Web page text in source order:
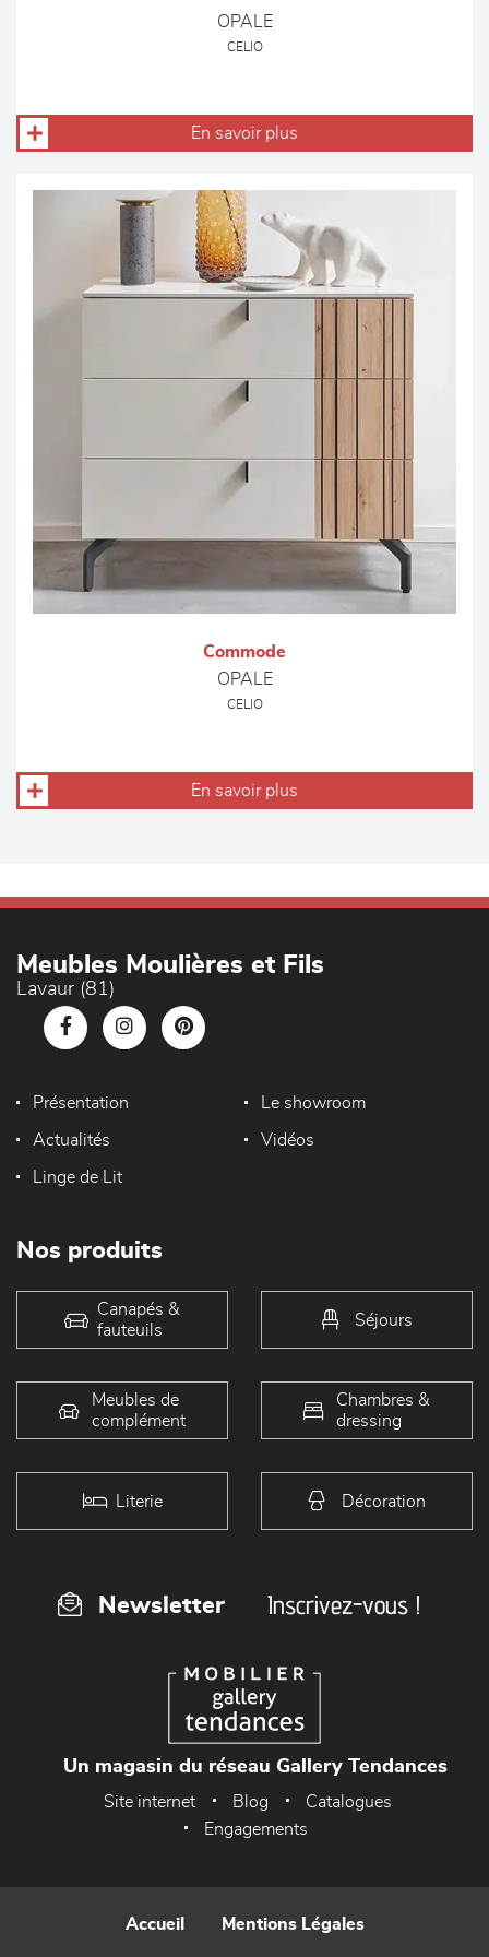
OPALE
CELIO
En savoir plus
Commode
OPALE
CELIO
En savoir plus
Meubles Moulières et Fils
Lavaur (81)
Présentation Le showroom
Actualités Vidéos
Linge de Lit
Nos produits
Canapés &
fauteuils
Séjours
Meubles de
complément
Chambres &
dressing
Literie Décoration
Newsletter Inscrivez-vous !
Un magasin du réseau Gallery Tendances
Site internet Blog
Catalogues
Engagements
Accueil Mentions Légales